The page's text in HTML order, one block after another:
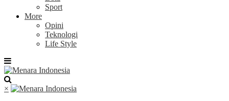
Sport
More
Opini
Teknologi
Life Style
×